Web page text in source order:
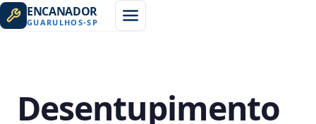
ENCANADOR
GUARULHOS-SP
Desentupimento